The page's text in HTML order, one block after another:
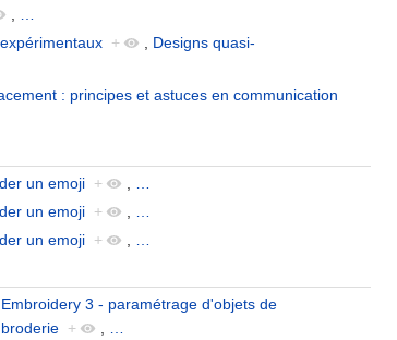
+
Designs quasi-
: principes et astuces en communication
un emoji +
un emoji +
un emoji +
3 - paramétrage d'objets de
+